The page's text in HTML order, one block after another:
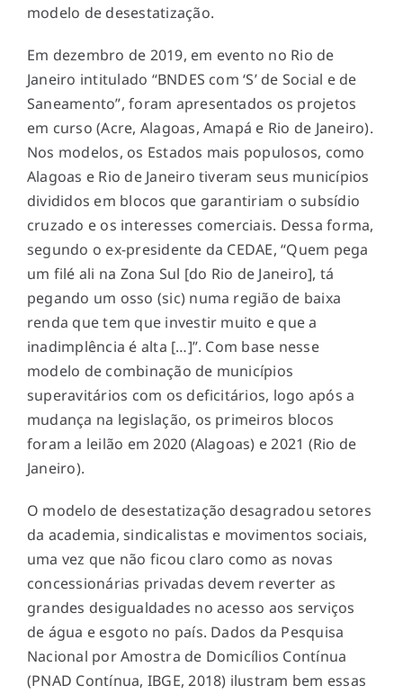
modelo de desestatização.
Em dezembro de 2019, em evento no Rio de
Janeiro intitulado “BNDES com ‘S’ de Social e de
Saneamento”, foram apresentados os projetos
em curso (Acre, Alagoas, Amapá e Rio de Janeiro).
Nos modelos, os Estados mais populosos, como
Alagoas e Rio de Janeiro tiveram seus municípios
divididos em blocos que garantiriam o subsídio
cruzado e os interesses comerciais. Dessa forma,
segundo o ex-presidente da CEDAE, “Quem pega
um filé ali na Zona Sul [do Rio de Janeiro], tá
pegando um osso (sic) numa região de baixa
renda que tem que investir muito e que a
inadimplência é alta […]”. Com base nesse
modelo de combinação de municípios
superavitários com os deficitários, logo após a
mudança na legislação, os primeiros blocos
foram a leilão em 2020 (Alagoas) e 2021 (Rio de
Janeiro).
O modelo de desestatização desagradou setores
da academia, sindicalistas e movimentos sociais,
uma vez que não ficou claro como as novas
concessionárias privadas devem reverter as
grandes desigualdades no acesso aos serviços
de água e esgoto no país. Dados da Pesquisa
Nacional por Amostra de Domicílios Contínua
(PNAD Contínua, IBGE, 2018) ilustram bem essas